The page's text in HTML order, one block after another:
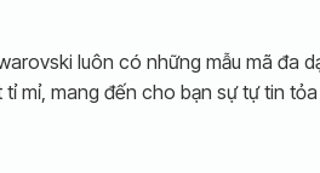
luôn có những mẫu mã
mỉ, mang đến cho bạn sự tự tin